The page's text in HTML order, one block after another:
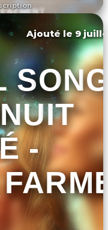
Ajouté le 9
-